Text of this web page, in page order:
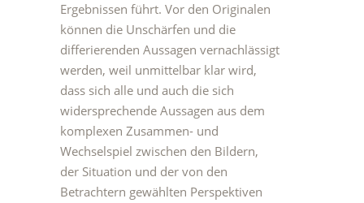
Ergebnissen führt. Vor den Originalen
können die Unschärfen und die
differierenden Aussagen vernachlässigt
werden, weil unmittelbar klar wird,
dass sich alle und auch die sich
widersprechende Aussagen aus dem
komplexen Zusammen- und
Wechselspiel zwischen den Bildern,
der Situation und der von den
Betrachtern gewählten Perspektiven